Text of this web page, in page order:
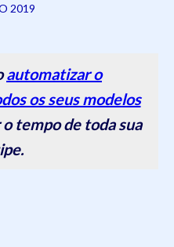
2019
automatizar o
os seus modelos
tempo de toda sua